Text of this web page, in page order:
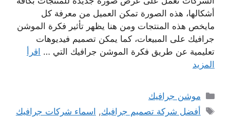
أشكالها، هذه الصورة تمكن العميل من معرفة كل
مايخص هذه المنتجات ومن هنا يظهر تأثير فكرة الموشن
جرافيك على المبيعات، كما يمكن تصميم فيديوهات
تعليمية عن طريق فكرة الموشن جرافيك التي … اقرأ
المزيد
التصنيفات
موشن جرافيك
الوسوم
أفضل شركة تصميم جرافيك, اسماء شركات جرافيك